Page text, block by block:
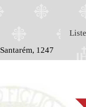
Santarém, 1247